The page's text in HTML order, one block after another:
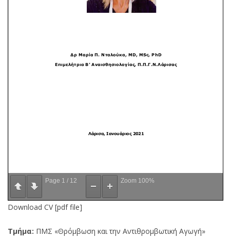
Page 1 / 12 Zoom 100%
Download CV [pdf file]
Τμήμα: ΠΜΣ «Θρόμβωση και την Αντιθρομβωτική Αγωγή»